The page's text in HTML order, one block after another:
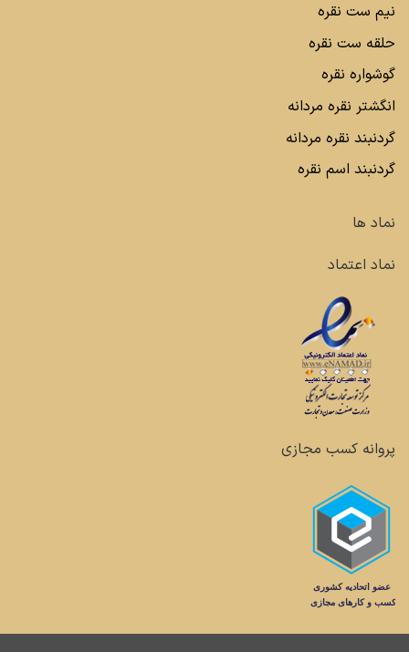
نیم ست نقره
حلقه ست نقره
گوشواره نقره
انگشتر نقره مردانه
گردنبند نقره مردانه
گردنبند اسم نقره
نماد ها
نماد اعتماد
پروانه کسب مجازی